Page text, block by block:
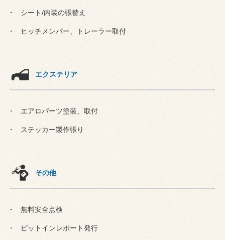
シート/内装の張替え
ヒッチメンバー、トレーラー取付
エクステリア
エアロパーツ塗装、取付
ステッカー製作張り
その他
無料安全点検
ピットインレポート発行